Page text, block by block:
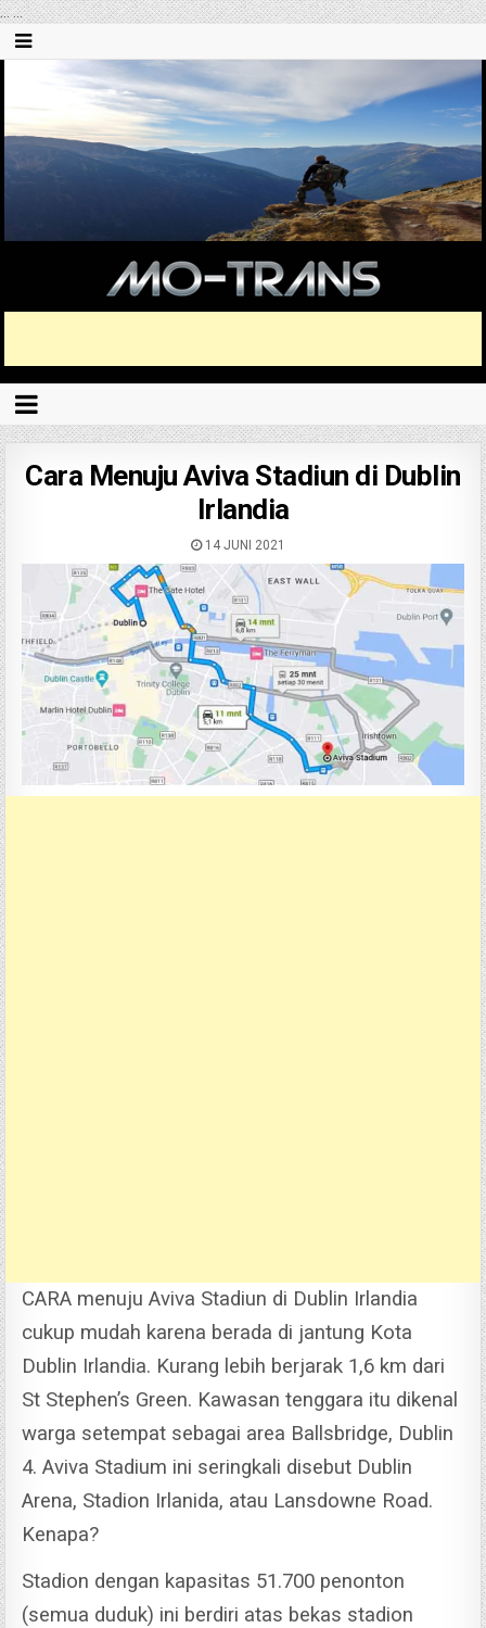
......
Cara Menuju Aviva Stadiun di Dublin
Irlandia
14 JUNI 2021
CARA menuju Aviva Stadiun di Dublin Irlandia
cukup mudah karena berada di jantung Kota
Dublin Irlandia. Kurang lebih berjarak 1,6 km dari
St Stephen’s Green. Kawasan tenggara itu dikenal
warga setempat sebagai area Ballsbridge, Dublin
4.Aviva Stadium ini seringkali disebut Dublin
Arena, Stadion Irlanida, atau Lansdowne Road.
Kenapa?
Stadion dengan kapasitas 51.700 penonton
(semua duduk) ini berdiri atas bekas stadion